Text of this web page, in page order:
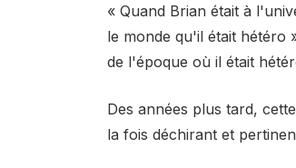
« Quand Brian était à
le monde qu'il était hétéro
de l'époque où il était
Des années plus tard,
la fois déchirant et